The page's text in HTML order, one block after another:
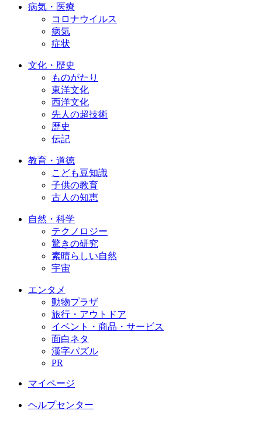
病気・医療
コロナウイルス
病気
症状
文化・歴史
ものがたり
東洋文化
西洋文化
先人の超技術
歴史
伝記
教育・道徳
こども豆知識
子供の教育
古人の知恵
自然・科学
テクノロジー
驚きの研究
素晴らしい自然
宇宙
エンタメ
動物プラザ
旅行・アウトドア
イベント・商品・サービス
面白ネタ
漢字パズル
PR
マイページ
ヘルプセンター